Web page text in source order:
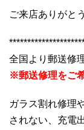
ご来店ありがと
全国より郵送修
※郵送修理をご
ガラス割れ修理
されない、充電